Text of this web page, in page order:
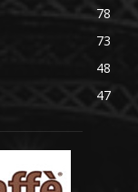
78
73
48
47